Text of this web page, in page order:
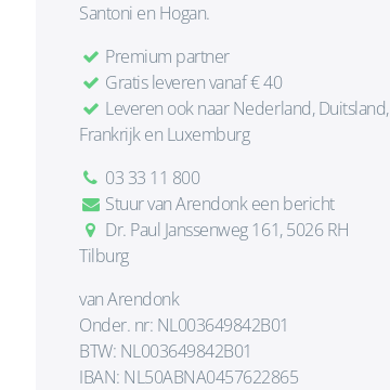
Santoni en Hogan.
Premium partner
Gratis leveren vanaf € 40
Leveren ook naar Nederland, Duitsland,
Frankrijk en Luxemburg
03 33 11 800
Stuur van Arendonk een bericht
Dr. Paul Janssenweg 161, 5026 RH
Tilburg
van Arendonk
Onder. nr: NL003649842B01
BTW: NL003649842B01
IBAN: NL50ABNA0457622865